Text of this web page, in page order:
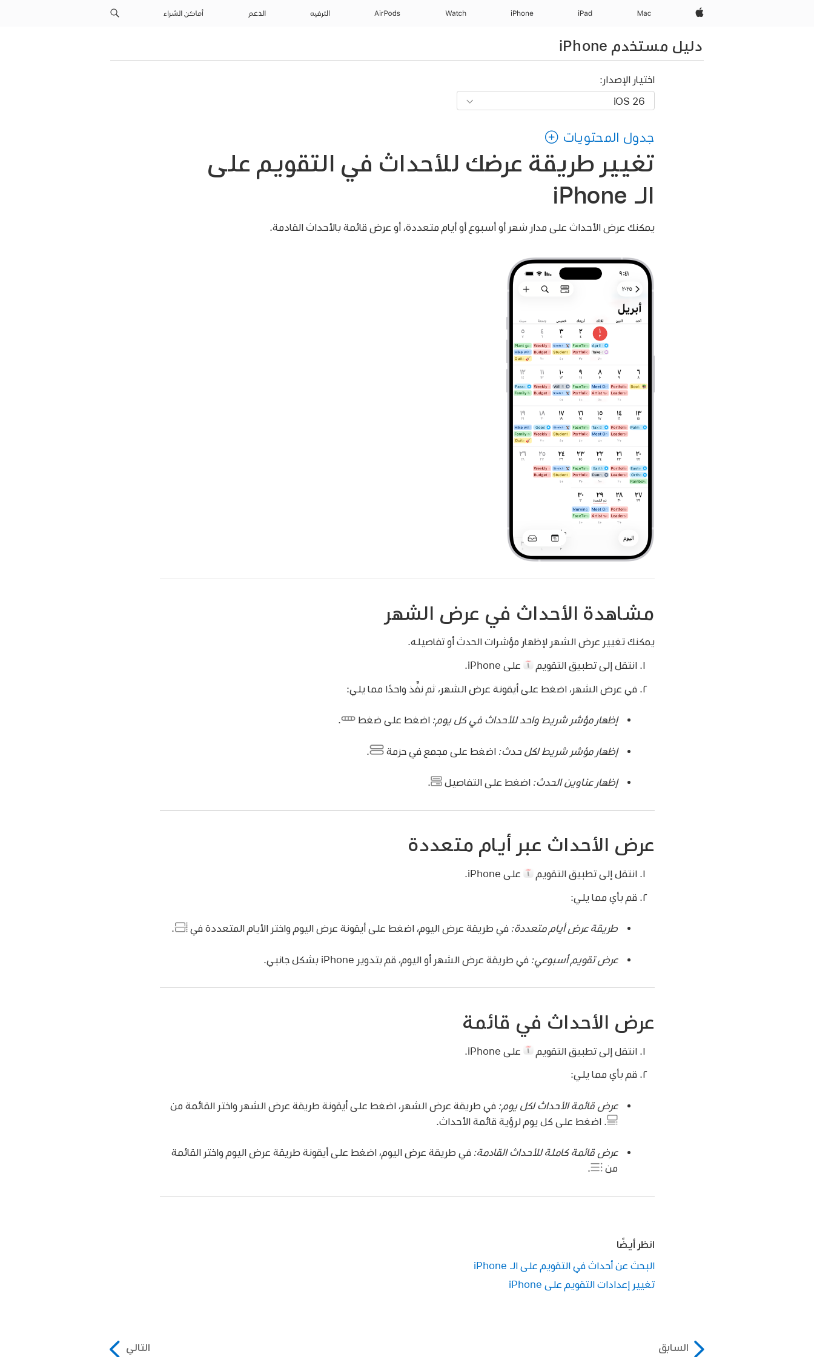
Apple‏
Mac
iPad‏
iPhone
Watch
AirPods الترفيه الدعم أماكن الشراء
دليل مستخدم iPhone
اختيار الإصدار:
جدول المحتويات
تغيير طريقة عرضك للأحداث في التقويم على
الـ iPhone
يمكنك عرض الأحداث على مدار شهر أو أسبوع أو أيام متعددة، أو عرض قائمة بالأحداث القادمة.
مشاهدة الأحداث في عرض الشهر
يمكنك تغيير عرض الشهر لإظهار مؤشرات الحدث أو تفاصيله.
انتقل إلى تطبيق التقويم على iPhone.
في عرض الشهر، اضغط على أيقونة عرض الشهر، ثم نفِّذ واحدًا مما يلي:
إظهار مؤشر شريط واحد للأحداث في كل يوم: اضغط على ضغط .
إظهار مؤشر شريط لكل حدث: اضغط على مجمع في حزمة .
إظهار عناوين الحدث: اضغط على التفاصيل .
عرض الأحداث عبر أيام متعددة
انتقل إلى تطبيق التقويم على iPhone.
قم بأي مما يلي:
طريقة عرض أيام متعددة: في طريقة عرض اليوم، اضغط على أيقونة عرض اليوم واختر الأيام المتعددة في .
عرض تقويم أسبوعي: في طريقة عرض الشهر أو اليوم، قم بتدوير iPhone بشكل جانبي.
عرض الأحداث في قائمة
انتقل إلى تطبيق التقويم على iPhone.
قم بأي مما يلي:
عرض قائمة الأحداث لكل يوم: في طريقة عرض الشهر، اضغط على أيقونة طريقة عرض الشهر واختر القائمة من
. اضغط على كل يوم لرؤية قائمة الأحداث.
عرض قائمة كاملة للأحداث القادمة: في طريقة عرض اليوم، اضغط على أيقونة طريقة عرض اليوم واختر القائمة
من
.
انظر أيضًا
البحث عن أحداث في التقويم على الـ iPhone
تغيير إعدادات التقويم على iPhone
السابق التالي